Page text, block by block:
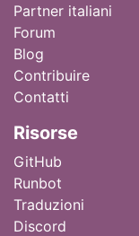
Partner italiani
Forum
Blog
Contribuire
Contatti
Risorse
GitHub
Runbot
Traduzioni
Discord